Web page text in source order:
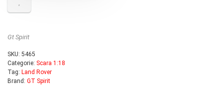
Gt Spirit
SKU: 5465
Categorie: Scara 1:18
Tag: Land Rover
Brand: GT Spirit